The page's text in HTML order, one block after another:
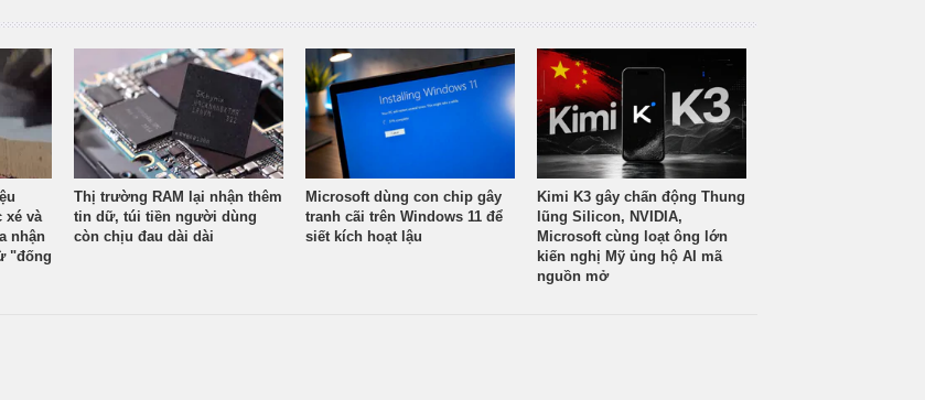
xé và
nhận
"đống
Thị trường RAM lại nhận thêm
tin dữ, túi tiền người dùng
còn chịu đau dài dài
Microsoft dùng con chip gây
tranh cãi trên Windows 11 để
siết kích hoạt lậu
Kimi K3 gây chấn động Thung
lũng Silicon, NVIDIA,
Microsoft cùng loạt ông lớn
kiến nghị Mỹ ủng hộ AI mã
nguồn mở